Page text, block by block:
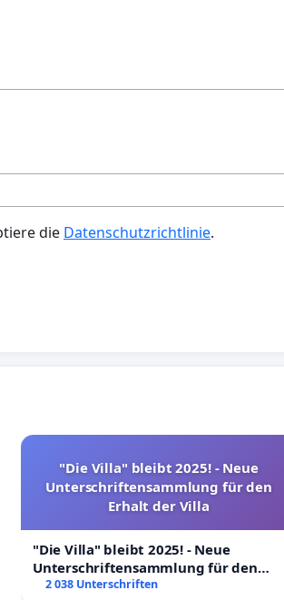
die Datenschutzrichtlinie.
"Die Villa" bleibt 2025! - Neue
Unterschriftensammlung für den
Erhalt der Villa
"Die Villa" bleibt 2025! - Neue
Unterschriftensammlung für den
Erhalt der Villa
2 038 Unterschriften